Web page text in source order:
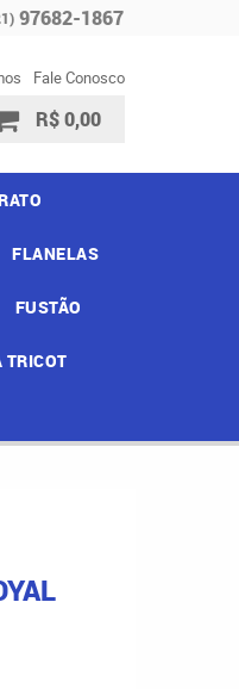
97682-1867
Fale Conosco
R$ 0,00
FLANELAS
FUSTÃO
TRICOT